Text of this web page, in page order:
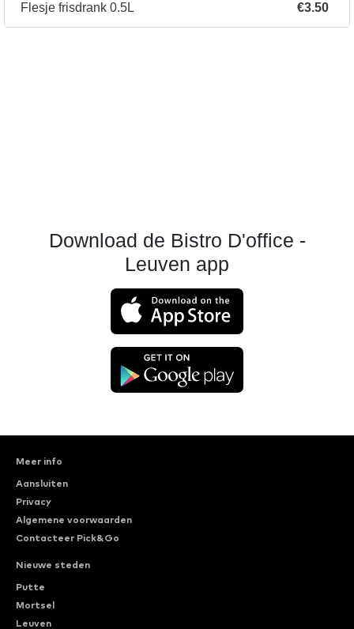
Flesje frisdrank 0.5L €3.50
Download de Bistro D'office -
Leuven app
Meer info
Aansluiten
Privacy
Algemene voorwaarden
Contacteer Pick&Go
Nieuwe steden
Putte
Mortsel
Leuven